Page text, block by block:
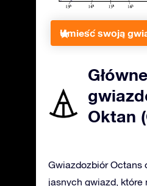
Umieść swoją
Oktan
Gwiazdozbiór Octans
jasnych gwiazd, które